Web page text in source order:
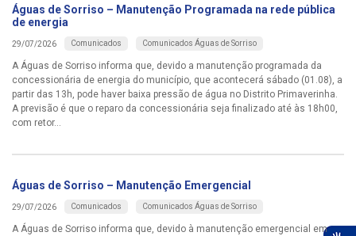
Águas de Sorriso – Manutenção Programada na rede pública
de energia
29/07/2026 Comunicados Comunicados Águas de Sorriso
A Águas de Sorriso informa que, devido a manutenção programada da
concessionária de energia do município, que acontecerá sábado (01.08), a
partir das 13h, pode haver baixa pressão de água no Distrito Primaverinha.
A previsão é que o reparo da concessionária seja finalizado até às 18h00,
com retor...
Águas de Sorriso – Manutenção Emergencial
29/07/2026 Comunicados Comunicados Águas de Sorriso
A Águas de Sorriso informa que, devido à manutenção emergencial em